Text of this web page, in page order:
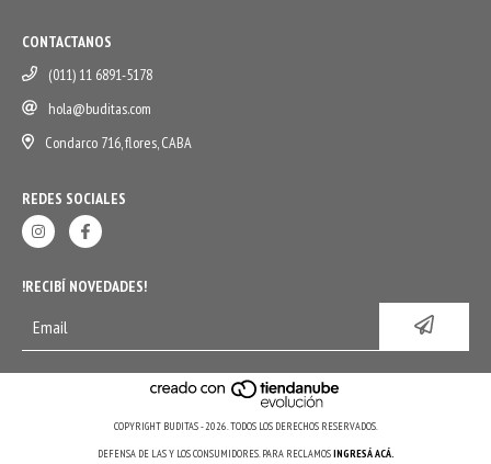
CONTACTANOS
(011) 11 6891-5178
hola@buditas.com
Condarco 716, flores, CABA
REDES SOCIALES
!RECIBÍ NOVEDADES!
COPYRIGHT BUDITAS - 2026. TODOS LOS DERECHOS RESERVADOS.
DEFENSA DE LAS Y LOS CONSUMIDORES. PARA RECLAMOSINGRESÁ ACÁ.